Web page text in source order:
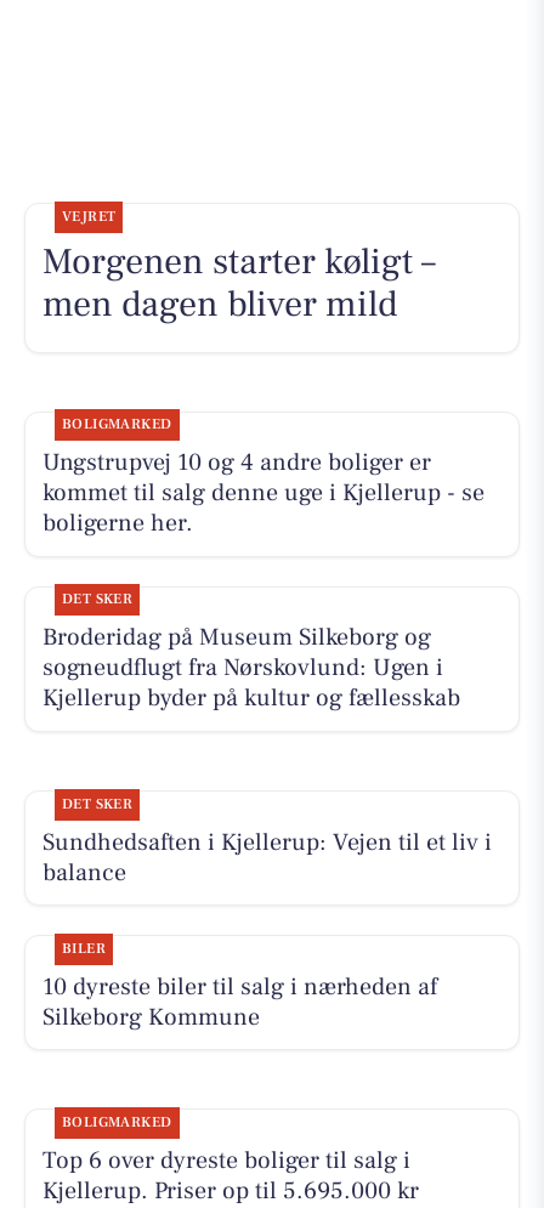
VEJRET
Morgenen starter køligt –
men dagen bliver mild
BOLIGMARKED
Ungstrupvej 10 og 4 andre boliger er
kommet til salg denne uge i Kjellerup - se
boligerne her.
DET SKER
Broderidag på Museum Silkeborg og
sogneudflugt fra Nørskovlund: Ugen i
Kjellerup byder på kultur og fællesskab
DET SKER
Sundhedsaften i Kjellerup: Vejen til et liv i
balance
BILER
10 dyreste biler til salg i nærheden af
Silkeborg Kommune
BOLIGMARKED
Top 6 over dyreste boliger til salg i
Kjellerup. Priser op til 5.695.000 kr